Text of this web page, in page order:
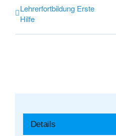
Lehrerfortbildung Erste
Hilfe
Details